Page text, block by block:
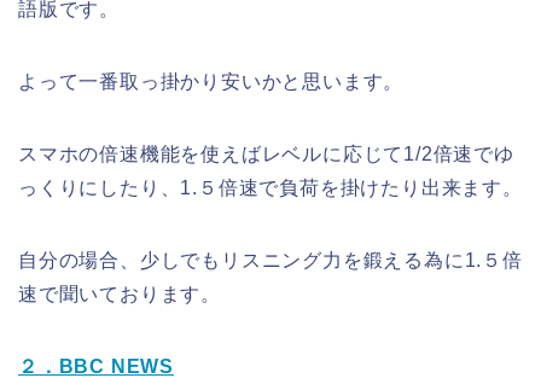
語版です。
よって一番取っ掛かり安いかと思います。
スマホの倍速機能を使えばレベルに応じて1/2倍速でゆ
っくりにしたり、1.５倍速で負荷を掛けたり出来ます。
自分の場合、少しでもリスニング力を鍛える為に1.５倍
速で聞いております。
２．BBC NEWS